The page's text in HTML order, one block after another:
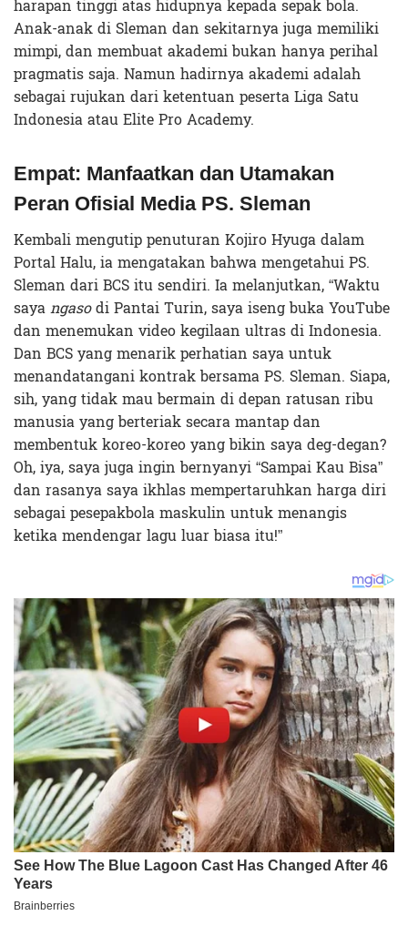
harapan tinggi atas hidupnya kepada sepak bola.
Anak-anak di Sleman dan sekitarnya juga memiliki
mimpi, dan membuat akademi bukan hanya perihal
pragmatis saja. Namun hadirnya akademi adalah
sebagai rujukan dari ketentuan peserta Liga Satu
Indonesia atau Elite Pro Academy.
Empat: Manfaatkan dan Utamakan
Peran Ofisial Media PS. Sleman
Kembali mengutip penuturan Kojiro Hyuga dalam
Portal Halu, ia mengatakan bahwa mengetahui PS.
Sleman dari BCS itu sendiri. Ia melanjutkan, “Waktu
sayangasodi Pantai Turin, saya iseng buka YouTube
dan menemukan video kegilaan ultras di Indonesia.
Dan BCS yang menarik perhatian saya untuk
menandatangani kontrak bersama PS. Sleman. Siapa,
sih, yang tidak mau bermain di depan ratusan ribu
manusia yang berteriak secara mantap dan
membentuk koreo-koreo yang bikin saya deg-degan?
Oh, iya, saya juga ingin bernyanyi “Sampai Kau Bisa”
dan rasanya saya ikhlas mempertaruhkan harga diri
sebagai pesepakbola maskulin untuk menangis
ketika mendengar lagu luar biasa itu!”